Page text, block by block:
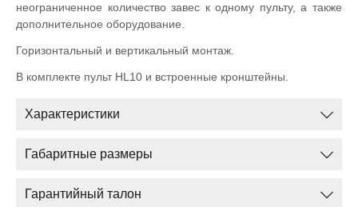
неограниченное количество завес к одному пульту, а также
дополнительное оборудование.
Горизонтальный и вертикальный монтаж.
В комплекте пульт HL10 и встроенные кронштейны.
Характеристики
Габаритные размеры
Гарантийный талон